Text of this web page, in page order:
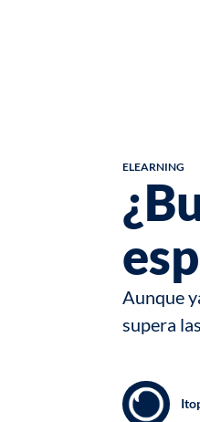
ELEARNING
Aunque
supera